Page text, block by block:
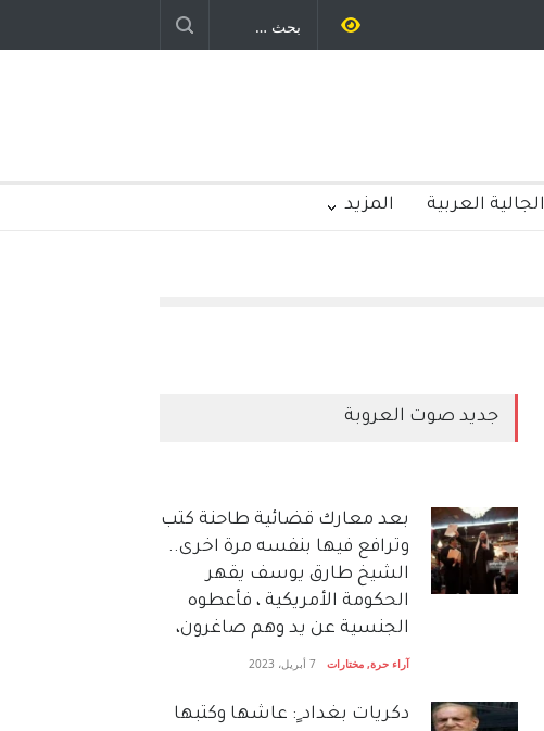
الجالية العربية المزيد
جديد صوت العروبة
بعد معارك قضائية طاحنة كتب
وترافع فيها بنفسه مرة اخرى..
الشيخ طارق يوسف يقهر
الحكومة الأمريكية ، فأعطوه
الجنسية عن يد وهم صاغرون،
آراء حرة, مختارات 7 أبريل، 2023
دكريات بغداد ٍ: عاشها وكتبها